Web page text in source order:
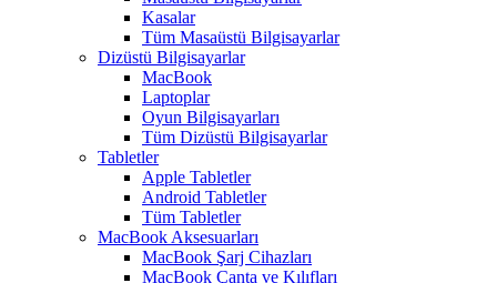
Kasalar
Tüm Masaüstü Bilgisayarlar
Dizüstü Bilgisayarlar
MacBook
Laptoplar
Oyun Bilgisayarları
Tüm Dizüstü Bilgisayarlar
Tabletler
Apple Tabletler
Android Tabletler
Tüm Tabletler
MacBook Aksesuarları
MacBook Şarj Cihazları
MacBook Çanta ve Kılıfları